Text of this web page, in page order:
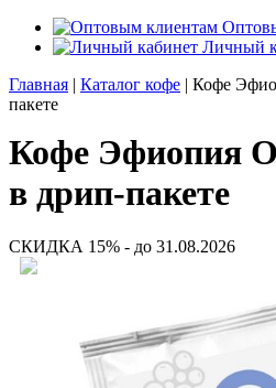
Личный
Главная | Каталог кофе | Кофе
пакете
Кофе Эфиопия
в дрип-пакете
СКИДКА 15% - до 31.08.2026